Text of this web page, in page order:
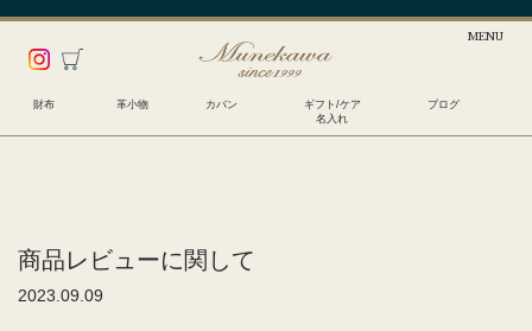
財布 革小物 カバン
ギフト/ケア
名入れ
ブログ
商品レビューに関して
2023.09.09